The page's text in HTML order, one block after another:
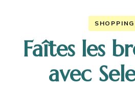
SHOPPING
Faîtes les
avec